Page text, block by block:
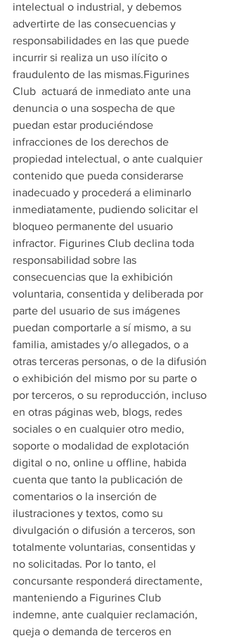
intelectual o industrial, y debemos
advertirte de las consecuencias y
responsabilidades en las que puede
incurrir si realiza un uso ilícito o
fraudulento de las mismas.Figurines
Club  actuará de inmediato ante una
denuncia o una sospecha de que
puedan estar produciéndose
infracciones de los derechos de
propiedad intelectual, o ante cualquier
contenido que pueda considerarse
inadecuado y procederá a eliminarlo
inmediatamente, pudiendo solicitar el
bloqueo permanente del usuario
infractor. Figurines Club declina toda
responsabilidad sobre las
consecuencias que la exhibición
voluntaria, consentida y deliberada por
parte del usuario de sus imágenes
puedan comportarle a sí mismo, a su
familia, amistades y/o allegados, o a
otras terceras personas, o de la difusión
o exhibición del mismo por su parte o
por terceros, o su reproducción, incluso
en otras páginas web, blogs, redes
sociales o en cualquier otro medio,
soporte o modalidad de explotación
digital o no, online u offline, habida
cuenta que tanto la publicación de
comentarios o la inserción de
ilustraciones y textos, como su
divulgación o difusión a terceros, son
totalmente voluntarias, consentidas y
no solicitadas. Por lo tanto, el
concursante responderá directamente,
manteniendo a Figurines Club
indemne, ante cualquier reclamación,
queja o demanda de terceros en